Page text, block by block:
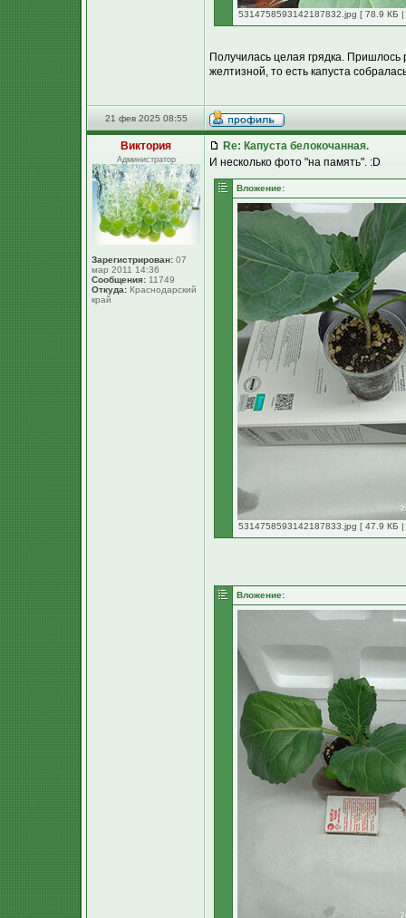
5314758593142187832.jpg [ 78.9 КБ
Получилась целая грядка. Пришлось
желтизной, то есть капуста
21 фев 2025 08:55
Виктория
Администратор
Зарегистрирован: 07
мар 2011 14:36
Сообщения: 11749
Откуда: Краснодарский
край
Re: Капуста белокочанная.
И несколько фото "на память". :D
Вложение:
5314758593142187833.jpg [ 47.9 КБ
Вложение: